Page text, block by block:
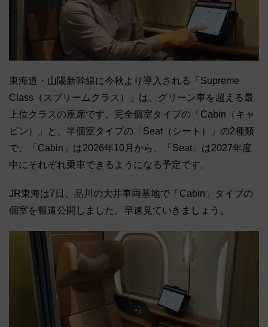
東海道・山陽新幹線に今秋より導入される「Supreme
Class（スプリームクラス）」は、グリーン車を超える最
上位クラスの座席です。完全個室タイプの「Cabin（キャ
ビン）」と、半個室タイプの「Seat（シート）」の2種類
で、「Cabin」は2026年10月から、「Seat」は2027年度
中にそれぞれ乗車できるようになる予定です。
JR東海は7日、品川の大井車両基地で「Cabin」タイプの
個室を報道公開しました。早速見ていきましょう。